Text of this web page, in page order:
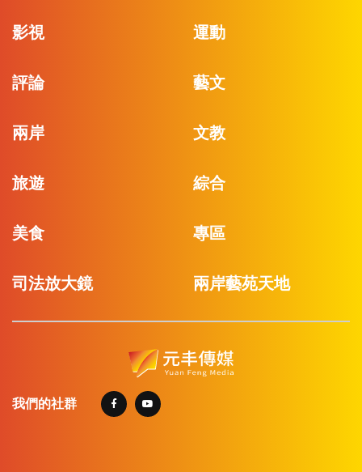
影視 運動
評論 藝文
兩岸 文教
旅遊 綜合
美食 專區
司法放大鏡 兩岸藝苑天地
我們的社群